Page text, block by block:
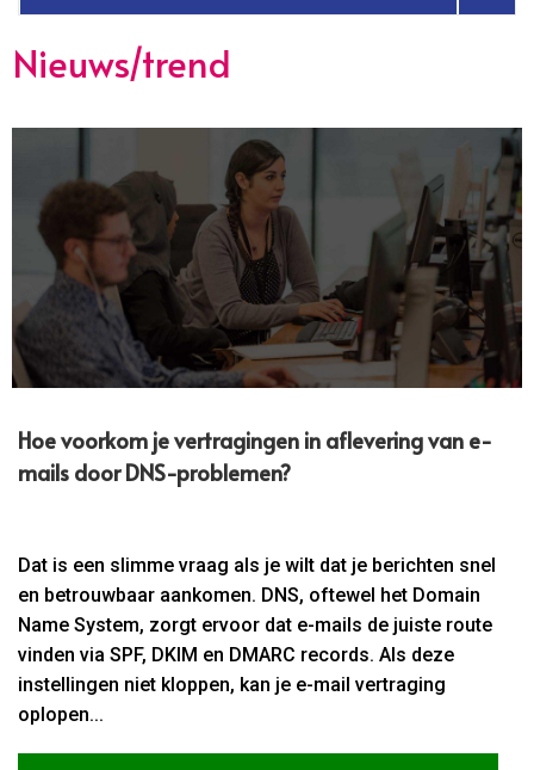
Nieuws/trend
Hoe voorkom je vertragingen in aflevering van e-
mails door DNS-problemen?
Dat is een slimme vraag als je wilt dat je berichten snel
en betrouwbaar aankomen. DNS, oftewel het Domain
Name System, zorgt ervoor dat e-mails de juiste route
vinden via SPF, DKIM en DMARC records. Als deze
instellingen niet kloppen, kan je e-mail vertraging
oplopen...